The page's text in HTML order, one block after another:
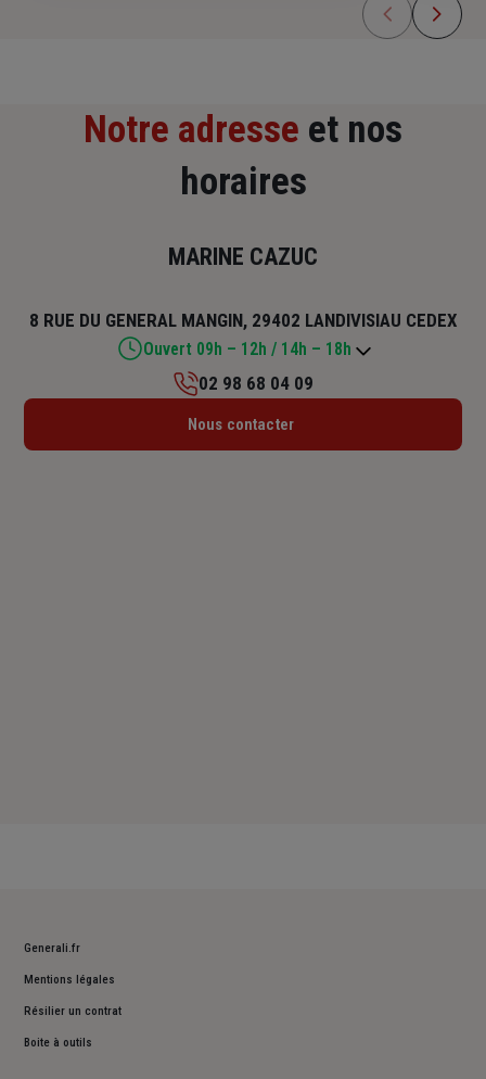
Notre adresse et nos
horaires
MARINE CAZUC
8 RUE DU GENERAL MANGIN, 29402 LANDIVISIAU CEDEX
Ouvert 09h – 12h / 14h – 18h
Lundi : Fermé
02 98 68 04 09
Nous contacter
Generali.fr
Mentions légales
Résilier un contrat
Boite à outils